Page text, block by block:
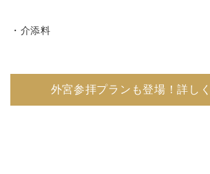
・介添料
外宮参拝プランも登場！詳し